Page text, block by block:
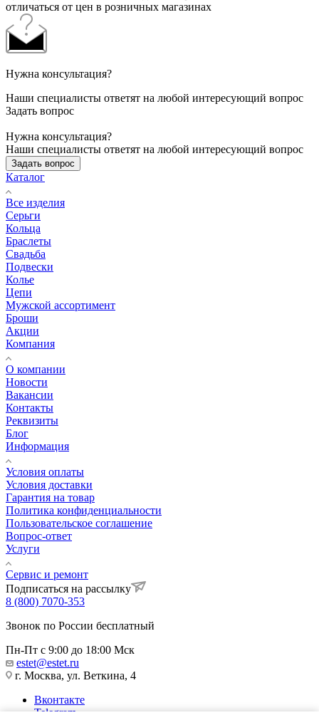
отличаться от цен в розничных магазинах
Нужна консультация?
Наши специалисты ответят на любой интересующий вопрос
Задать вопрос
Нужна консультация?
Наши специалисты ответят на любой интересующий вопрос
Задать вопрос
Каталог
Все изделия
Серьги
Кольца
Браслеты
Свадьба
Подвески
Колье
Цепи
Мужской ассортимент
Броши
Акции
Компания
О компании
Новости
Вакансии
Контакты
Реквизиты
Блог
Информация
Условия оплаты
Условия доставки
Гарантия на товар
Политика конфиденциальности
Пользовательское соглашение
Вопрос-ответ
Услуги
Сервис и ремонт
Подписаться на рассылку
8 (800) 7070-353
Звонок по России бесплатный
Пн-Пт с 9:00 до 18:00 Мск
estet@estet.ru
г. Москва, ул. Веткина, 4
Вконтакте
Telegram